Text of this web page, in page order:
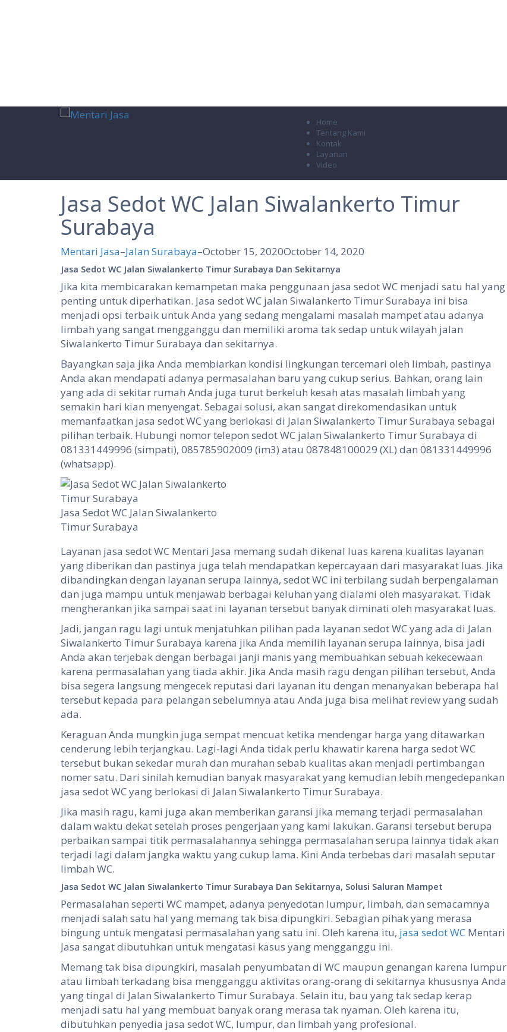
Home
Tentang Kami
Kontak
Layanan
Video
Jasa Sedot WC Jalan Siwalankerto Timur
Surabaya
Mentari Jasa–Jalan Surabaya–October 15, 2020October 14, 2020
Jasa Sedot WC Jalan Siwalankerto Timur Surabaya Dan Sekitarnya
Jika kita membicarakan kemampetan maka penggunaan jasa sedot WC menjadi satu hal yang
penting untuk diperhatikan. Jasa sedot WC jalan Siwalankerto Timur Surabaya ini bisa
menjadi opsi terbaik untuk Anda yang sedang mengalami masalah mampet atau adanya
limbah yang sangat mengganggu dan memiliki aroma tak sedap untuk wilayah jalan
Siwalankerto Timur Surabaya dan sekitarnya.
Bayangkan saja jika Anda membiarkan kondisi lingkungan tercemari oleh limbah, pastinya
Anda akan mendapati adanya permasalahan baru yang cukup serius. Bahkan, orang lain
yang ada di sekitar rumah Anda juga turut berkeluh kesah atas masalah limbah yang
semakin hari kian menyengat. Sebagai solusi, akan sangat direkomendasikan untuk
memanfaatkan jasa sedot WC yang berlokasi di Jalan Siwalankerto Timur Surabaya sebagai
pilihan terbaik. Hubungi nomor telepon sedot WC jalan Siwalankerto Timur Surabaya di
081331449996 (simpati), 085785902009 (im3) atau 087848100029 (XL) dan 081331449996
(whatsapp).
Jasa Sedot WC Jalan Siwalankerto
Timur Surabaya
Layanan jasa sedot WC Mentari Jasa memang sudah dikenal luas karena kualitas layanan
yang diberikan dan pastinya juga telah mendapatkan kepercayaan dari masyarakat luas. Jika
dibandingkan dengan layanan serupa lainnya, sedot WC ini terbilang sudah berpengalaman
dan juga mampu untuk menjawab berbagai keluhan yang dialami oleh masyarakat. Tidak
mengherankan jika sampai saat ini layanan tersebut banyak diminati oleh masyarakat luas.
Jadi, jangan ragu lagi untuk menjatuhkan pilihan pada layanan sedot WC yang ada di Jalan
Siwalankerto Timur Surabaya karena jika Anda memilih layanan serupa lainnya, bisa jadi
Anda akan terjebak dengan berbagai janji manis yang membuahkan sebuah kekecewaan
karena permasalahan yang tiada akhir. Jika Anda masih ragu dengan pilihan tersebut, Anda
bisa segera langsung mengecek reputasi dari layanan itu dengan menanyakan beberapa hal
tersebut kepada para pelangan sebelumnya atau Anda juga bisa melihat review yang sudah
ada.
Keraguan Anda mungkin juga sempat mencuat ketika mendengar harga yang ditawarkan
cenderung lebih terjangkau. Lagi-lagi Anda tidak perlu khawatir karena harga sedot WC
tersebut bukan sekedar murah dan murahan sebab kualitas akan menjadi pertimbangan
nomer satu. Dari sinilah kemudian banyak masyarakat yang kemudian lebih mengedepankan
jasa sedot WC yang berlokasi di Jalan Siwalankerto Timur Surabaya.
Jika masih ragu, kami juga akan memberikan garansi jika memang terjadi permasalahan
dalam waktu dekat setelah proses pengerjaan yang kami lakukan. Garansi tersebut berupa
perbaikan sampai titik permasalahannya sehingga permasalahan serupa lainnya tidak akan
terjadi lagi dalam jangka waktu yang cukup lama. Kini Anda terbebas dari masalah seputar
limbah WC.
Jasa Sedot WC Jalan Siwalankerto Timur Surabaya Dan Sekitarnya, Solusi Saluran Mampet
Permasalahan seperti WC mampet, adanya penyedotan lumpur, limbah, dan semacamnya
menjadi salah satu hal yang memang tak bisa dipungkiri. Sebagian pihak yang merasa
bingung untuk mengatasi permasalahan yang satu ini. Oleh karena itu, jasa sedot WC Mentari
Jasa sangat dibutuhkan untuk mengatasi kasus yang mengganggu ini.
Memang tak bisa dipungkiri, masalah penyumbatan di WC maupun genangan karena lumpur
atau limbah terkadang bisa mengganggu aktivitas orang-orang di sekitarnya khususnya Anda
yang tingal di Jalan Siwalankerto Timur Surabaya. Selain itu, bau yang tak sedap kerap
menjadi satu hal yang membuat banyak orang merasa tak nyaman. Oleh karena itu,
dibutuhkan penyedia jasa sedot WC, lumpur, dan limbah yang profesional.